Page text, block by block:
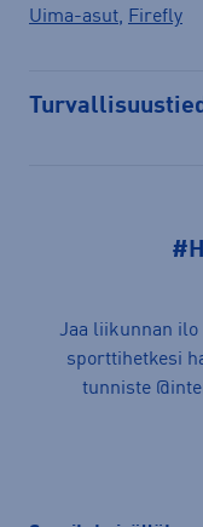
Uima-asut, Firefly
Jaa liikunnan
sporttihetkesi
tunniste